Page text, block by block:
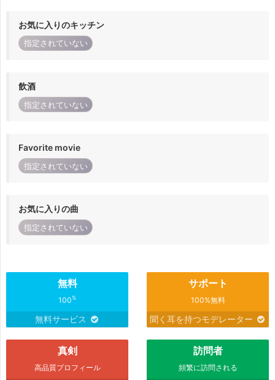
お気に入りのキッチン
指定されていない
飲酒
指定されていない
Favorite movie
指定されていない
お気に入りの曲
指定されていない
無料
100%
無料サービス
サポート
100%無料
聞く耳を持つモデレーター
真剣
高品質プロフィール
訪問者
頻繁に訪問される